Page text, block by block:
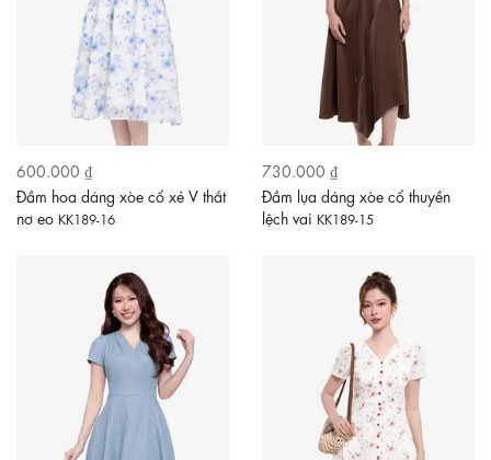
600.000 ₫
Đầm hoa dáng xòe cổ xẻ V thắt
nơ eo KK189-16
730.000 ₫
Đầm lụa dáng xòe cổ thuyền
lệch vai KK189-15